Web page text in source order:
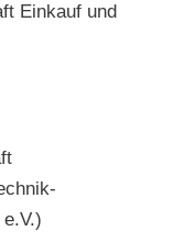
Einkauf und